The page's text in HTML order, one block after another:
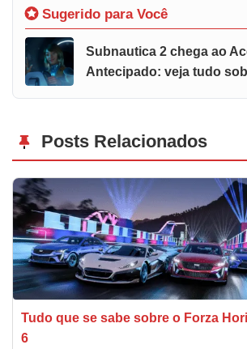
Sugerido para Você
Subnautica 2 chega ao
Antecipado: veja tudo
Posts Relacionados
Tudo que se sabe sobre o Forza
6